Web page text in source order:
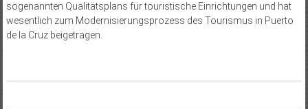
sogenannten Qualitätsplans für touristische Einrichtungen und hat
wesentlich zum Modernisierungsprozess des Tourismus in Puerto
de la Cruz beigetragen.